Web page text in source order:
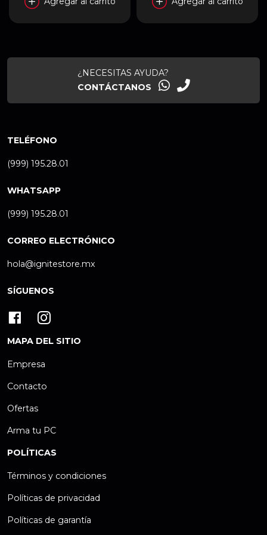
¿NECESITAS AYUDA?
CONTÁCTANOS
TELÉFONO
(999) 195.28.01
WHATSAPP
(999) 195.28.01
CORREO ELECTRÓNICO
hola@ignitestore.mx
SÍGUENOS
MAPA DEL SITIO
Empresa
Contacto
Ofertas
Arma tu PC
POLÍTICAS
Términos y condiciones
Políticas de privacidad
Políticas de garantía